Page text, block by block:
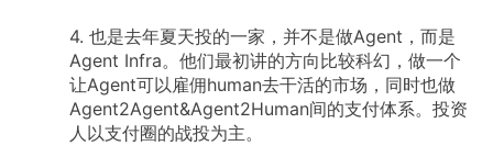
4. 也是去年夏天投的一家，并不是做Agent，而是
Agent Infra。他们最初讲的方向比较科幻，做一个
让Agent可以雇佣human去干活的市场，同时也做
Agent2Agent&Agent2Human间的支付体系。投资
人以支付圈的战投为主。